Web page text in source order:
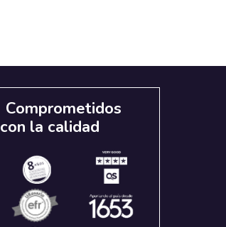
Comprometidos
con la calidad